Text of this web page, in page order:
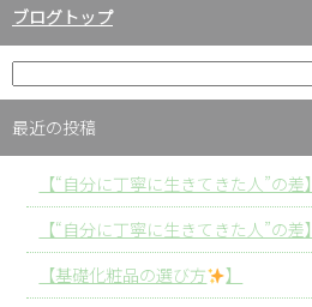
ブログトップ
最近の投稿
【“自分に丁寧に生きてきた人”の差】
【“自分に丁寧に生きてきた人”の差】
【基礎化粧品の選び方
】